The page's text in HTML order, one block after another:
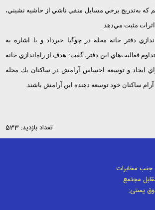
كه به‌تدريج برخي مسايل منفي ناشي از حاشيه نشيني،
اثرات مثبت مي‌دهد.
دفتر خانه محله در چوگيا خبرداد و با اشاره به
فعاليت‌هاي اين دفتر، گفت: هدف از راه‌اندازي خانه
ايجاد و توسعه احساس آرامش در ساكنان يك محله
آرام ساكنان خود توسعه دهنده اين آرامش باشند.
تعداد بازدید: 533
جنب مخابرات
مجتمع
پستی: